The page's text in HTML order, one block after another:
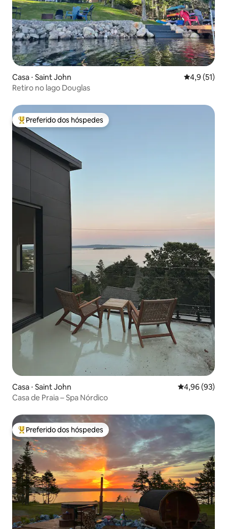
Casa ⋅ Saint John 4,9 de uma
4,9 (51)
Retiro no lago Douglas
Entre os melhores preferidos dos hóspedes
Preferido dos hóspedes
Casa ⋅ Saint John 4,96 de uma
4,96 (93)
Casa de Praia – Spa Nórdico
Entre os melhores preferidos dos hóspedes
Preferido dos hóspedes